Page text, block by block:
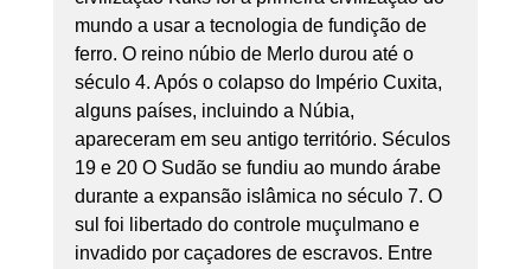
mundo a usar a tecnologia de fundição de
ferro. O reino núbio de Merlo durou até o
século 4. Após o colapso do Império Cuxita,
alguns países, incluindo a Núbia,
apareceram em seu antigo território. Séculos
19 e 20 O Sudão se fundiu ao mundo árabe
durante a expansão islâmica no século 7. O
sul foi libertado do controle muçulmano e
invadido por caçadores de escravos. Entre